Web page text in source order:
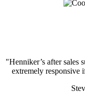
"Henniker’s after sales
extremely responsive